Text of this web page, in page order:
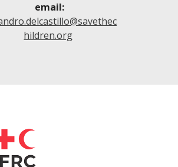
email:
hildren.org